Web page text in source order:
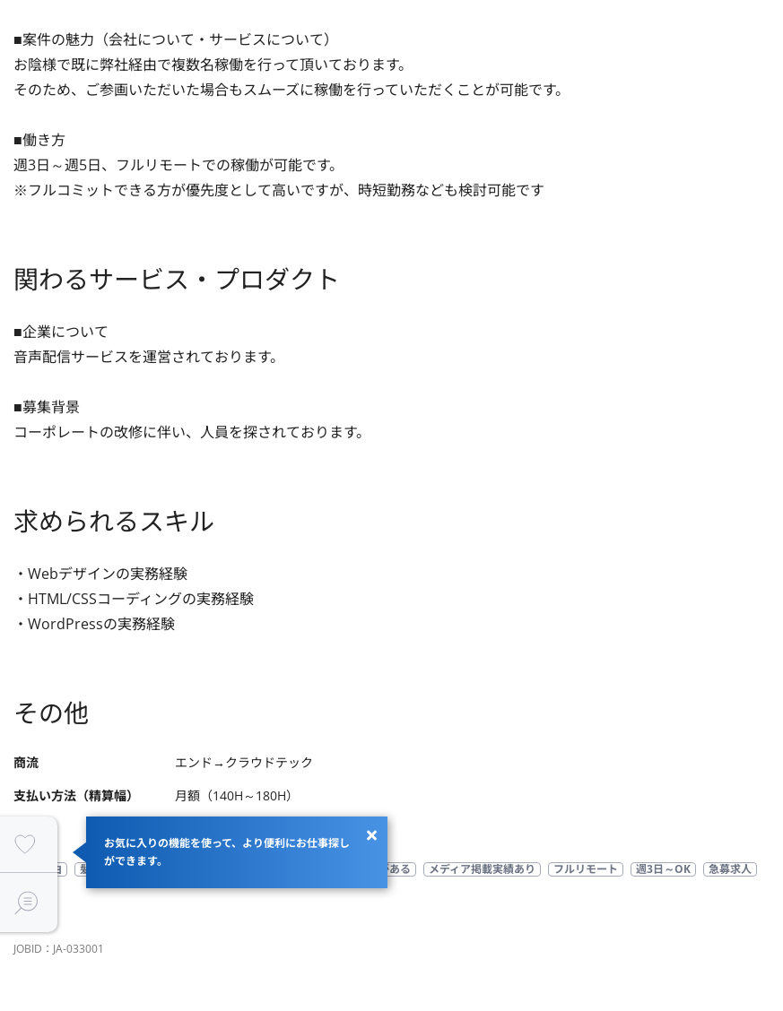
お気に入りの機能を使って、より便利にお仕事探し
ができます。
■案件の魅力（会社について・サービスについて）
お陰様で既に弊社経由で複数名稼働を行って頂いております。
そのため、ご参画いただいた場合もスムーズに稼働を行っていただくことが可能です。
■働き方
週3日～週5日、フルリモートでの稼働が可能です。
※フルコミットできる方が優先度として高いですが、時短勤務なども検討可能です
関わるサービス・プロダクト
■企業について
音声配信サービスを運営されております。
■募集背景
コーポレートの改修に伴い、人員を探されております。
求められるスキル
・Webデザインの実務経験
・HTML/CSSコーディングの実務経験
・WordPressの実務経験
その他
商流
エンド→クラウドテック
支払い方法（精算幅）
月額（140H～180H）
服装自由 髪型自由 設立5年以内 自社サービスがある メディア掲載実績あり フルリモート 週3日～OK 急募求人
JOBID：JA-033001